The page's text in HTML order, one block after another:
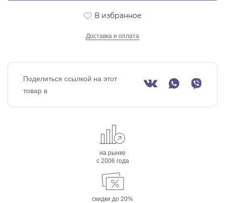
В избранное
Доставка и оплата
Поделиться ссылкой на этот
товар в
на рынке
с 2006 года
скидки до 20%